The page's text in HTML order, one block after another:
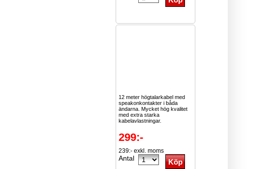
12 meter högtalarkabel med
speakonkontakter i båda
ändarna. Mycket hög kvalitet
med extra starka
kabelavlastningar.
299:-
239:- exkl. moms
Antal